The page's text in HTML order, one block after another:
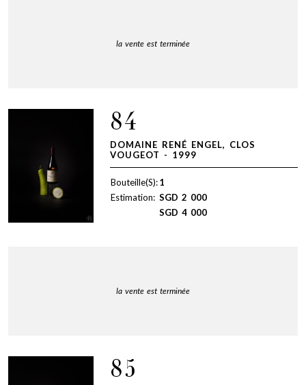
la vente est terminée
84
DOMAINE RENÉ ENGEL, CLOS
VOUGEOT - 1999
Bouteille(S):1
Estimation: SGD 2 000
SGD 4 000
la vente est terminée
85